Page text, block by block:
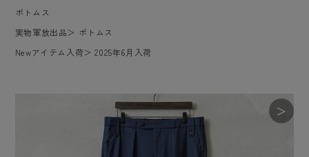
ボトムス
実物軍放出品＞ ボトムス
Newアイテム入荷＞2025年6月入荷
＞